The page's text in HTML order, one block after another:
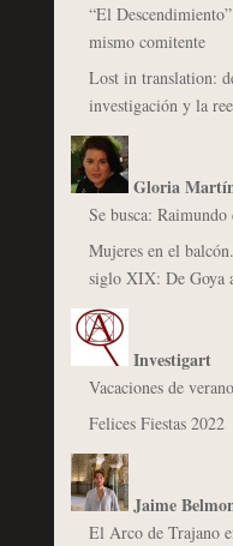
“El
mismo comitente
Lost in translation:
investigación y la
Gloria
Se busca:
Mujeres en el
siglo XIX: De Goya
Investigart
Vacaciones de
Felices Fiestas 2022
Jaime
El Arco de Trajano